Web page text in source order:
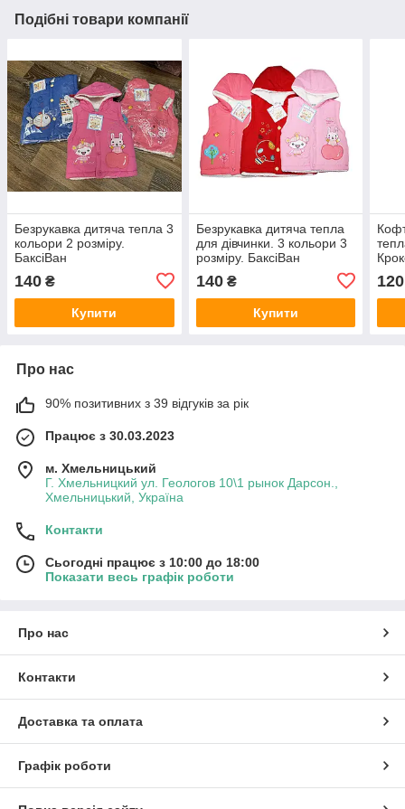
Подібні товари компанії
Безрукавка дитяча тепла 3
кольори 2 розміру.
БаксіВан
140 ₴
Купити
Безрукавка дитяча тепла
для дівчинки. 3 кольори 3
розміру. БаксіВан
140₴
Купити
120
Про нас
90% позитивних з 39 відгуків за рік
Працює з 30.03.2023
м. Хмельницький
Г. Хмельницкий ул. Геологов 10\1 рынок Дарсон.,
Хмельницький, Україна
Контакти
Сьогодні працює з 10:00 до 18:00
Показати весь графік роботи
Про нас
Контакти
Доставка та оплата
Графік роботи